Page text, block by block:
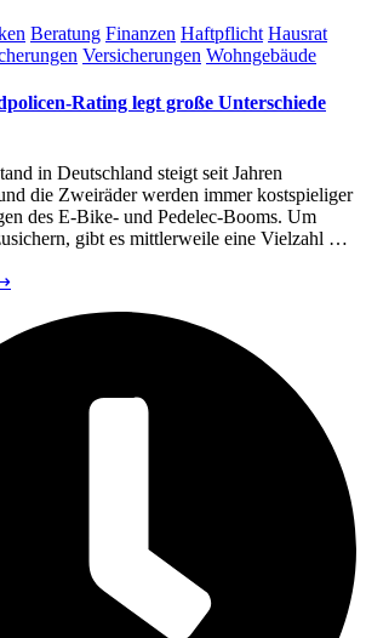
Beratung Finanzen Haftpflicht Hausrat
Versicherungen Wohngebäude
Rating legt große Unterschiede
in Deutschland steigt seit Jahren
die Zweiräder werden immer kostspieliger
des E-Bike- und Pedelec-Booms. Um
gibt es mittlerweile eine Vielzahl …